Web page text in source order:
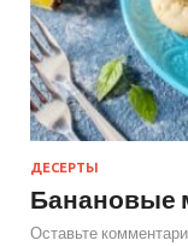
ДЕСЕРТЫ
Банановые
Оставьте